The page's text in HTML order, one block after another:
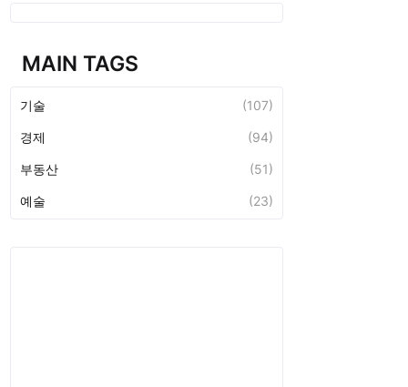
MAIN TAGS
기술 (107)
경제 (94)
부동산 (51)
예술 (23)